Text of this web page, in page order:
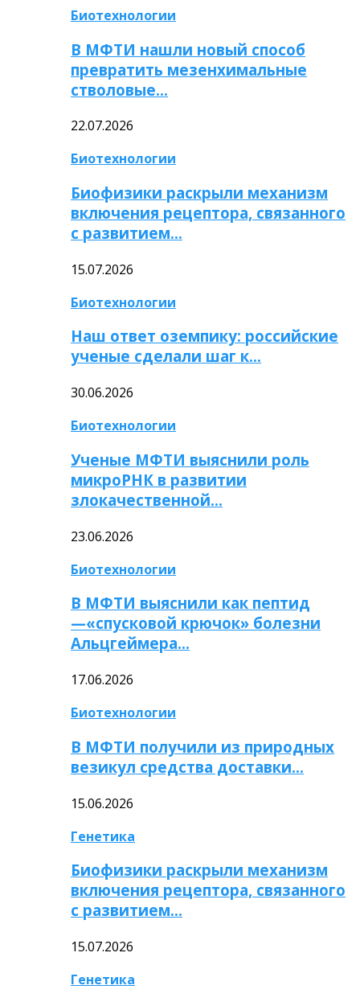
Биотехнологии
В МФТИ нашли новый способ
превратить мезенхимальные
стволовые…
22.07.2026
Биотехнологии
Биофизики раскрыли механизм
включения рецептора, связанного
с развитием…
15.07.2026
Биотехнологии
Наш ответ оземпику: российские
ученые сделали шаг к…
30.06.2026
Биотехнологии
Ученые МФТИ выяснили роль
микроРНК в развитии
злокачественной…
23.06.2026
Биотехнологии
В МФТИ выяснили как пептид
—«спусковой крючок» болезни
Альцгеймера…
17.06.2026
Биотехнологии
В МФТИ получили из природных
везикул средства доставки…
15.06.2026
Генетика
Биофизики раскрыли механизм
включения рецептора, связанного
с развитием…
15.07.2026
Генетика